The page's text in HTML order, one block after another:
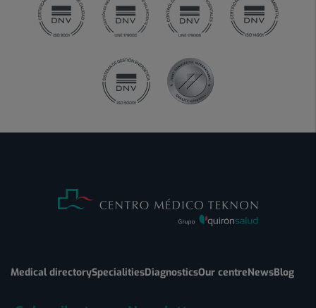
Medical directorySpecialitiesDiagnosticsOur centreNewsBlog